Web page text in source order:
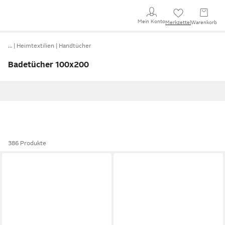
Mein KontoMerkzettel Warenkorb
… Heimtextilien Handtücher
Badetücher 100x200
386 Produkte